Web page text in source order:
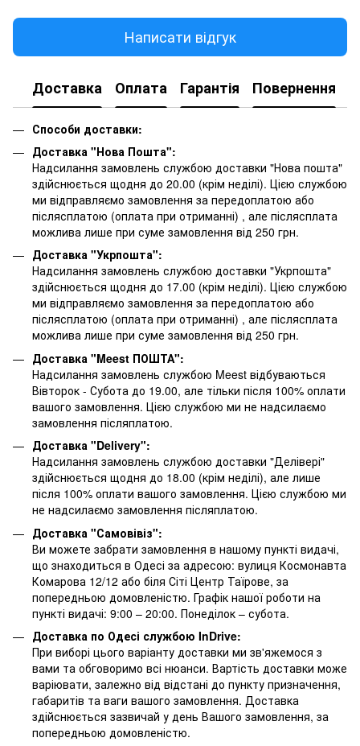
Написати відгук
Доставка Оплата Гарантія Повернення
Способи доставки:
Доставка "Нова Пошта":
Надсилання замовлень службою доставки "Нова пошта"
здійснюється щодня до 20.00 (крім неділі). Цією службою
ми відправляємо замовлення за передоплатою або
післясплатою (оплата при отриманні) , але післясплата
можлива лише при суме замовлення від 250 грн.
Доставка "Укрпошта":
Надсилання замовлень службою доставки "Укрпошта"
здійснюється щодня до 17.00 (крім неділі). Цією службою
ми відправляємо замовлення за передоплатою або
післясплатою (оплата при отриманні) , але післясплата
можлива лише при суме замовлення від 250 грн.
Доставка "Meest ПОШТА":
Надсилання замовлень службою Meest відбуваються
Вівторок - Субота до 19.00, але тільки після 100% оплати
вашого замовлення. Цією службою ми не надсилаємо
замовлення післяплатою.
Доставка "Delivery":
Надсилання замовлень службою доставки "Делівері"
здійснюється щодня до 18.00 (крім неділі), але лише
після 100% оплати вашого замовлення. Цією службою ми
не надсилаємо замовлення післяплатою.
Доставка "Самовівіз":
Ви можете забрати замовлення в нашому пункті видачі,
що знаходиться в Одесі за адресою: вулиця Космонавта
Комарова 12/12 або біля Сіті Центр Таїрове, за
попередньою домовленістю. Графік нашої роботи на
пункті видачі: 9:00 – 20:00. Понеділок – субота.
Доставка по Одесі службою InDrive:
При виборі цього варіанту доставки ми зв'яжемося з
вами та обговоримо всі нюанси. Вартість доставки може
варіювати, залежно від відстані до пункту призначення,
габаритів та ваги вашого замовлення. Доставка
здійснюється зазвичай у день Вашого замовлення, за
попередньою домовленістю.